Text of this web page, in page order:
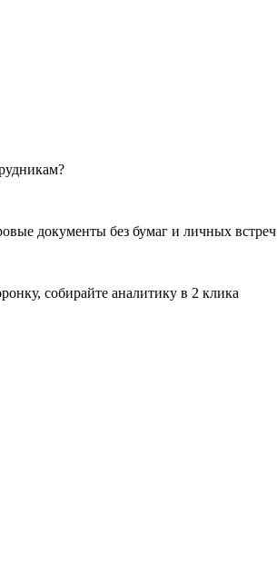
документы без бумаг и личных встреч
собирайте аналитику в 2 клика